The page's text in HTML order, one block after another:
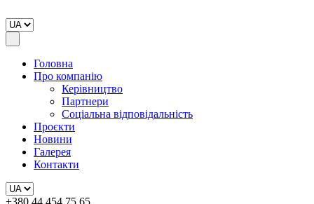
Головна
Про компанію
Керівництво
Партнери
Соціальна відповідальність
Проєкти
Новини
Галерея
Контакти
+380 44 454 75 65